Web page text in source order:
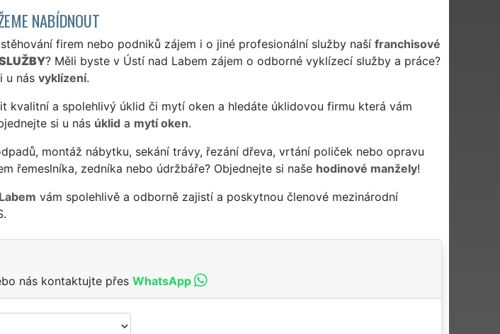
NABÍDNOUT
firem nebo podniků zájem i o jiné profesionální služby naší franchisové
? Měli byste v Ústí nad Labem zájem o odborné vyklízecí služby a práce?
u nás vyklízení.
kvalitní a spolehlivý úklid či mytí oken a hledáte úklidovou firmu která vám
si u nás úklid a mytí oken.
montáž nábytku, sekání trávy, řezání dřeva, vrtání poliček nebo opravu
řemeslníka, zedníka nebo údržbáře? Objednejte si naše hodinové manžely!
vám spolehlivě a odborně zajistí a poskytnou členové mezinárodní
nás kontaktujte přes WhatsApp